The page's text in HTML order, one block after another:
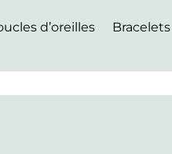
d’oreilles Bracelets